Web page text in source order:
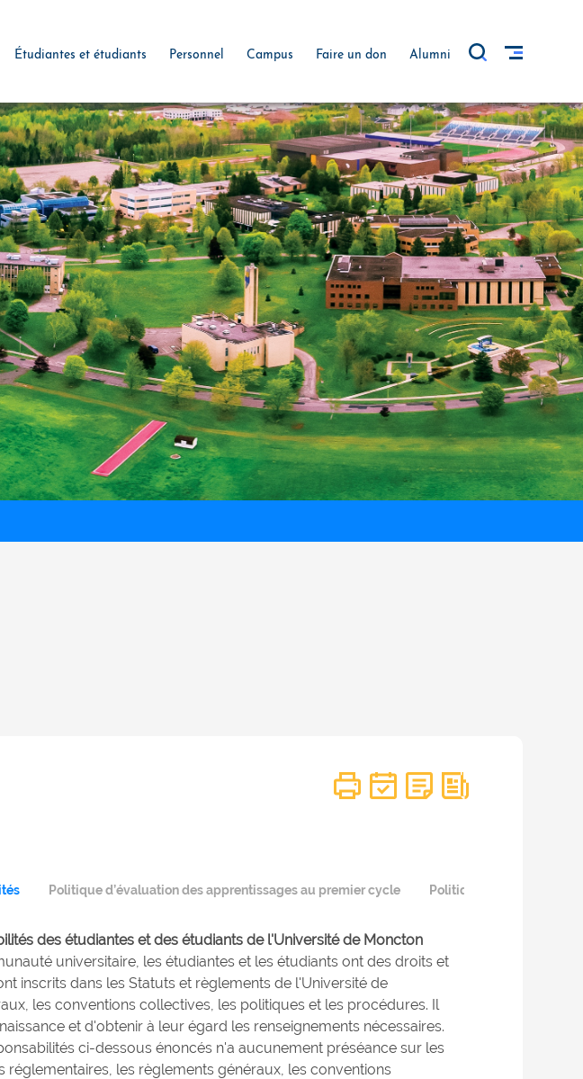
Étudiantes et étudiants Personnel Campus Faire un don Alumni
Politique d’évaluation des apprentissages au premier cycle Politique linguistique
des étudiantes et des étudiants de l'Université de Moncton
universitaire, les étudiantes et les étudiants ont des droits et
inscrits dans les Statuts et règlements de l'Université de
les conventions collectives, les politiques et les procédures. Il
et d'obtenir à leur égard les renseignements nécessaires.
ci-dessous énoncés n'a aucunement préséance sur les
réglementaires, les règlements généraux, les conventions